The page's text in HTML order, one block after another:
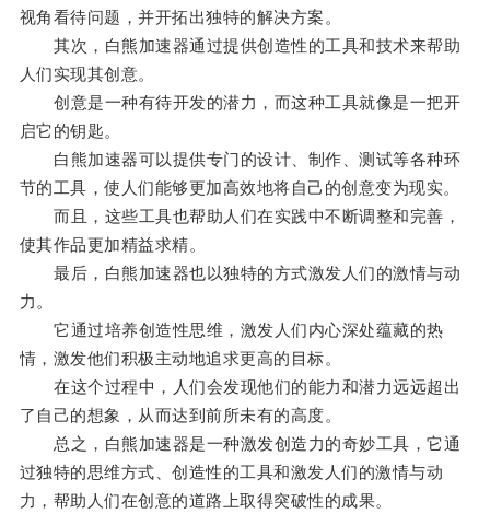
视角看待问题，并开拓出独特的解决方案。
其次，白熊加速器通过提供创造性的工具和技术来帮助
人们实现其创意。
创意是一种有待开发的潜力，而这种工具就像是一把开
启它的钥匙。
白熊加速器可以提供专门的设计、制作、测试等各种环
节的工具，使人们能够更加高效地将自己的创意变为现实。
而且，这些工具也帮助人们在实践中不断调整和完善，
使其作品更加精益求精。
最后，白熊加速器也以独特的方式激发人们的激情与动
力。
它通过培养创造性思维，激发人们内心深处蕴藏的热
情，激发他们积极主动地追求更高的目标。
在这个过程中，人们会发现他们的能力和潜力远远超出
了自己的想象，从而达到前所未有的高度。
总之，白熊加速器是一种激发创造力的奇妙工具，它通
过独特的思维方式、创造性的工具和激发人们的激情与动
力，帮助人们在创意的道路上取得突破性的成果。